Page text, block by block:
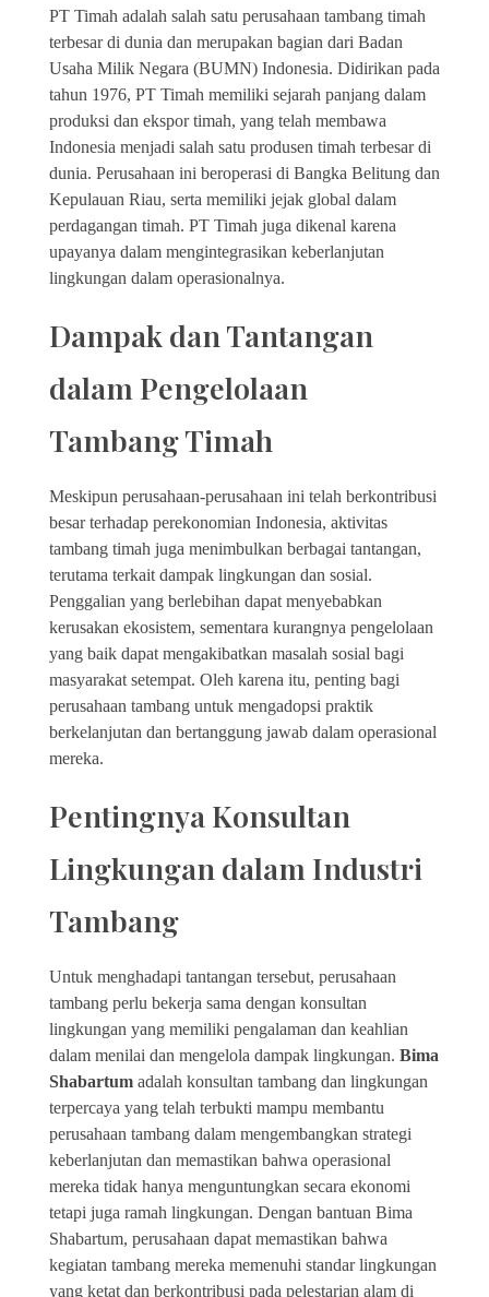
PT Timah adalah salah satu perusahaan tambang timah
terbesar di dunia dan merupakan bagian dari Badan
Usaha Milik Negara (BUMN) Indonesia. Didirikan pada
tahun 1976, PT Timah memiliki sejarah panjang dalam
produksi dan ekspor timah, yang telah membawa
Indonesia menjadi salah satu produsen timah terbesar di
dunia. Perusahaan ini beroperasi di Bangka Belitung dan
Kepulauan Riau, serta memiliki jejak global dalam
perdagangan timah. PT Timah juga dikenal karena
upayanya dalam mengintegrasikan keberlanjutan
lingkungan dalam operasionalnya.
Dampak dan Tantangan
dalam Pengelolaan
Tambang Timah
Meskipun perusahaan-perusahaan ini telah berkontribusi
besar terhadap perekonomian Indonesia, aktivitas
tambang timah juga menimbulkan berbagai tantangan,
terutama terkait dampak lingkungan dan sosial.
Penggalian yang berlebihan dapat menyebabkan
kerusakan ekosistem, sementara kurangnya pengelolaan
yang baik dapat mengakibatkan masalah sosial bagi
masyarakat setempat. Oleh karena itu, penting bagi
perusahaan tambang untuk mengadopsi praktik
berkelanjutan dan bertanggung jawab dalam operasional
mereka.
Pentingnya Konsultan
Lingkungan dalam Industri
Tambang
Untuk menghadapi tantangan tersebut, perusahaan
tambang perlu bekerja sama dengan konsultan
lingkungan yang memiliki pengalaman dan keahlian
dalam menilai dan mengelola dampak lingkungan. Bima
Shabartum adalah konsultan tambang dan lingkungan
terpercaya yang telah terbukti mampu membantu
perusahaan tambang dalam mengembangkan strategi
keberlanjutan dan memastikan bahwa operasional
mereka tidak hanya menguntungkan secara ekonomi
tetapi juga ramah lingkungan. Dengan bantuan Bima
Shabartum, perusahaan dapat memastikan bahwa
kegiatan tambang mereka memenuhi standar lingkungan
yang ketat dan berkontribusi pada pelestarian alam di